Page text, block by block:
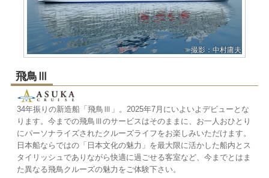
撮影：中村庸夫
飛鳥Ⅲ
34年振りの新造船「飛鳥Ⅲ」。2025年7月にいよいよデビューとな
ります。今までの飛鳥Ⅲのサービスはそのままに、お一人おひとり
にパーソナライズされたクルーズライフをお楽しみいただけます。
日本船ならではの「日本文化の魅力」を最大限に活かした船内とス
タイリッシュでありながら快適に過ごせる客室など、今までとはま
た異なる飛鳥クルーズの魅力をご体験下さい。